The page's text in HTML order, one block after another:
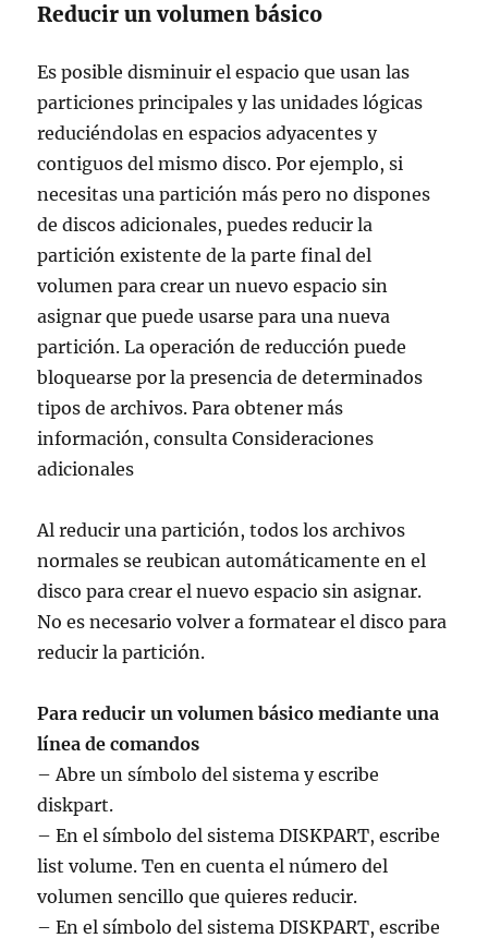
Reducir un volumen básico
Es posible disminuir el espacio que usan las
particiones principales y las unidades lógicas
reduciéndolas en espacios adyacentes y
contiguos del mismo disco. Por ejemplo, si
necesitas una partición más pero no dispones
de discos adicionales, puedes reducir la
partición existente de la parte final del
volumen para crear un nuevo espacio sin
asignar que puede usarse para una nueva
partición. La operación de reducción puede
bloquearse por la presencia de determinados
tipos de archivos. Para obtener más
información, consulta Consideraciones
adicionales
Al reducir una partición, todos los archivos
normales se reubican automáticamente en el
disco para crear el nuevo espacio sin asignar.
No es necesario volver a formatear el disco para
reducir la partición.
Para reducir un volumen básico mediante una
línea de comandos
– Abre un símbolo del sistema y escribe
diskpart.
– En el símbolo del sistema DISKPART, escribe
list volume. Ten en cuenta el número del
volumen sencillo que quieres reducir.
– En el símbolo del sistema DISKPART, escribe